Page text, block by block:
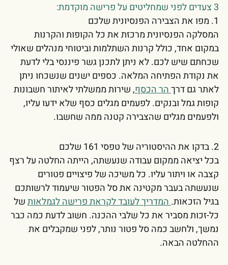
3 צעדים לפני שמחליטים על פרישה מוקדמת:
1. מפו את הצבירה הפנסיונית שלכם
המסלקה הפנסיונית מרכזת את כל הקופות והקרנות
במקום אחד, כולל קרנות השתלמות וביטוחי מנהלים שאולי
שכחתם שיש לכם. לא ניתן לתכנן גשר פיננסי בלי לדעת
את נקודת הפתיחה המלאה. כספים ישנים שנשכחו ניתן
לאתר גם דרךהר הכסף, שירות ממשלתי לאיתור חשבונות
קופות גמל ובנקים. לפעמים מגלים כסף שלא ידעו עליו,
ולפעמים מגלים שהצבירה קטנה ממה שחשבו.
2. בדקו את ההיסטוריה של טפסי 161 שלכם
בכל יציאה ממקום עבודה שנעשתה, הייתה החלטה על רצף
קצבה או ויתור עליו. כל משיכה של פיצויים פטורים
שנעשתה בעבר מקטינה את סל הפטור שיעמוד לרשותכם
בגיל הזכאות.המדריך לעובד לקראת פרישה לגמלאותשל
כל-זכות מסביר את כל שלבי ההכנה. חשוב לדעת כמה כבר
נמשך, ולחשב כמה סל פטור נותר, לפני שמקבלים את
ההחלטה הבאה.